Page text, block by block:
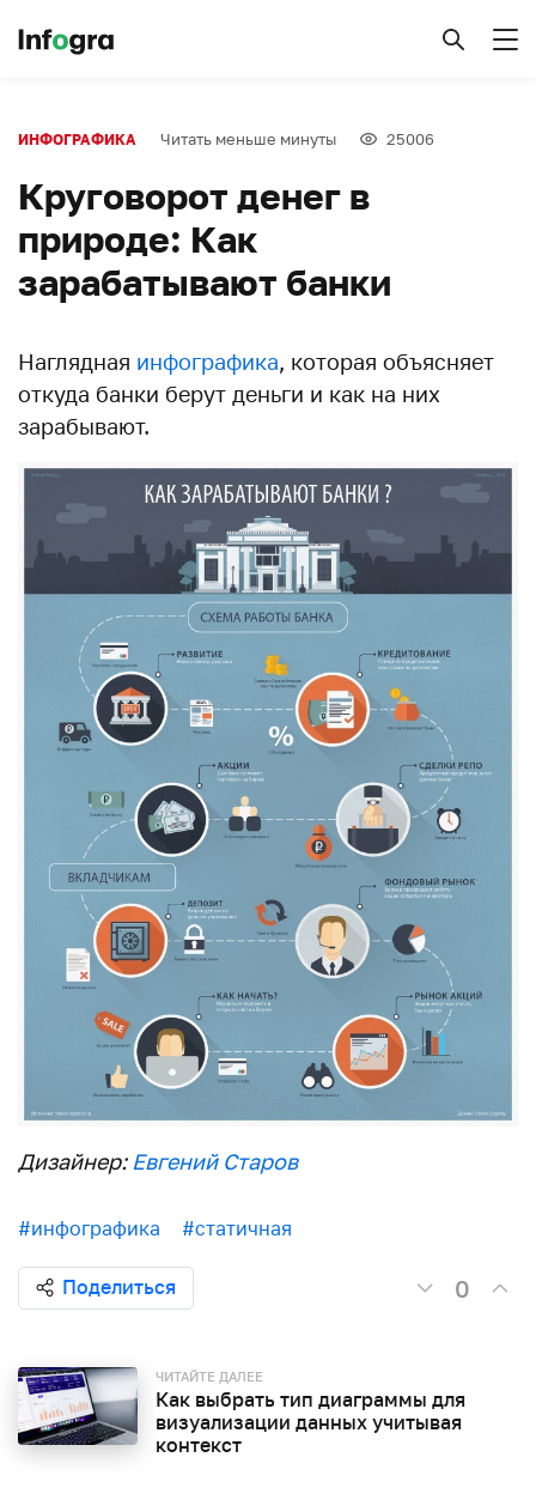
ИНФОГРАФИКА Читать меньше минуты 25006
Круговорот денег в
природе: Как
зарабатывают банки
Наглядная инфографика, которая объясняет
откуда банки берут деньги и как на них
зарабывают.
Дизайнер: Евгений Старов
#инфографика #статичная
Поделиться 0
ЧИТАЙТЕ ДАЛЕЕ
Как выбрать тип диаграммы для
визуализации данных учитывая
контекст